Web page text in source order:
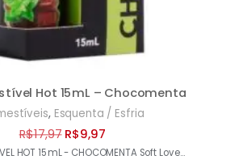
Hot 15mL – Chocomenta
, Esquenta / Esfria
R$17,97 O
preço
R$9,97O
preço
HOT 15mL - CHOCOMENTA Soft Love…